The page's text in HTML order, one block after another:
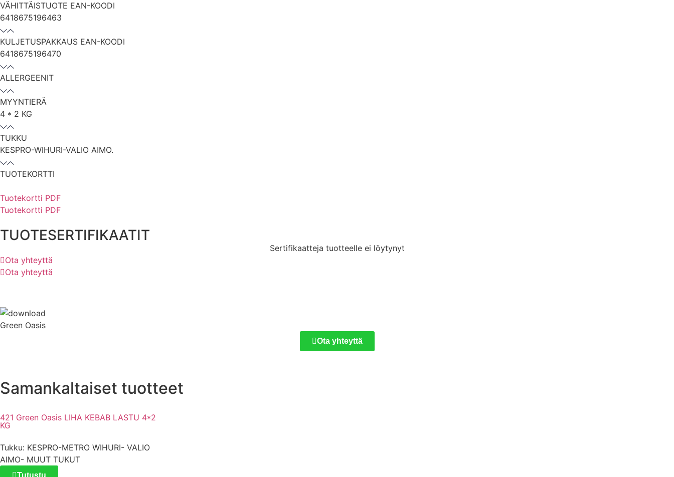
VÄHITTÄISTUOTE EAN-KOODI
6418675196463
KULJETUSPAKKAUS EAN-KOODI
6418675196470
ALLERGEENIT
MYYNTIERÄ
4 * 2 KG
TUKKU
KESPRO-WIHURI-VALIO AIMO.
TUOTEKORTTI
Tuotekortti PDF
Tuotekortti PDF
TUOTESERTIFIKAATIT
Sertifikaatteja tuotteelle ei löytynyt
Ota yhteyttä
Ota yhteyttä
Green Oasis
Ota yhteyttä
Samankaltaiset tuotteet
421 Green Oasis LIHA KEBAB LASTU 4*2
KG
Tukku: KESPRO-METRO WIHURI- VALIO
AIMO- MUUT TUKUT